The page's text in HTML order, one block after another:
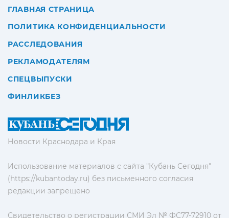
Новости Краснодара и Края
Использование материалов с сайта "Кубань Сегодня"
(https://kubantoday.ru) без письменного согласия
редакции запрещено
Свидетельство о регистрации СМИ Эл № ФС77-72910 от
ГЛАВНАЯ СТРАНИЦА
ПОЛИТИКА КОНФИДЕНЦИАЛЬНОСТИ
РАССЛЕДОВАНИЯ
РЕКЛАМОДАТЕЛЯМ
СПЕЦВЫПУСКИ
ФИНЛИКБЕЗ